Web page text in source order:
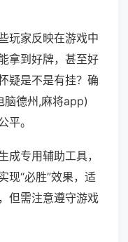
玩家反映在游戏中
拿到好牌，甚至好
疑是不是有挂？确
脑德州,麻将app)
平。
成专用辅助工具，
现“必胜”效果，适
但需注意遵守游戏